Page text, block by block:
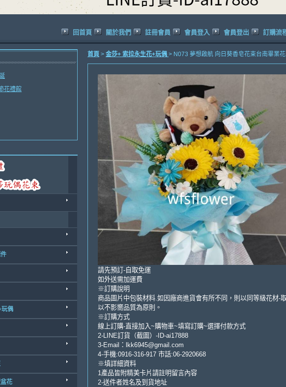
回首頁 關於我們 註冊會員 會員登入 會員登出 訂購流
花禮館
玩偶
花
首頁 > 金莎+ 索拉永生花+玩偶 > N073 夢想啟航 向日葵香皂花束台南畢業
請先預訂-自取免運
如外送需加運費
※訂購說明
商品圖片中包裝材料.如因廠商進貨會有所不同，則以同等級花材-
以不影嚮品質為原則。
※訂購方式
線上訂購-直接加入~購物車~填寫訂購~選擇付款方式
2-LINE訂貨（截圖）-ID-ai17888
3-Email：lkk6945@gmail.com
4-手機:0916-316-917 市話:06-2920668
※填詳細資料
1產品皆附精美卡片請註明留言內容
2-送件者姓名及到貨地址